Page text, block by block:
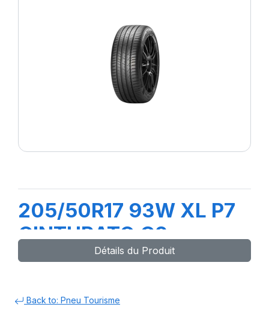
205/50R17 93W XL P7
CINTURATO C2
Détails du Produit
Back to: Pneu Tourisme